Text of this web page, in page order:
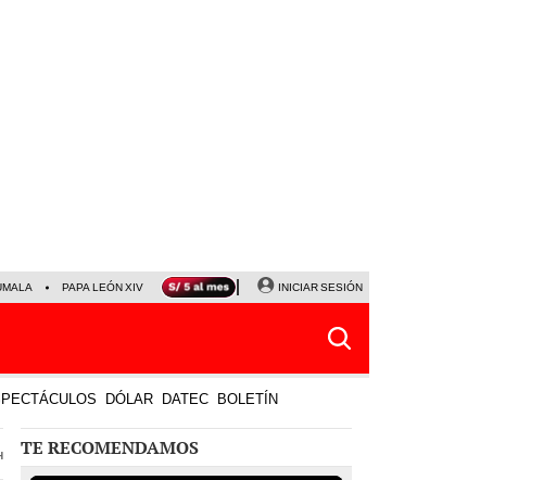
PAPA LEÓN XIV NALDY SALDAÑA LA BELLA LUZ
INICIAR SESIÓN
DÓLAR DATEC BOLETÍN
TE RECOMENDAMOS